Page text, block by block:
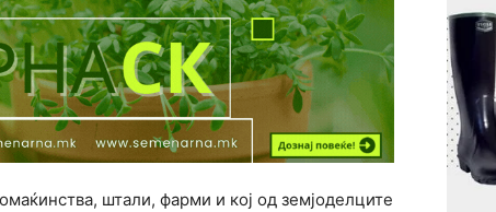
штали, фарми и кој од земјоделците